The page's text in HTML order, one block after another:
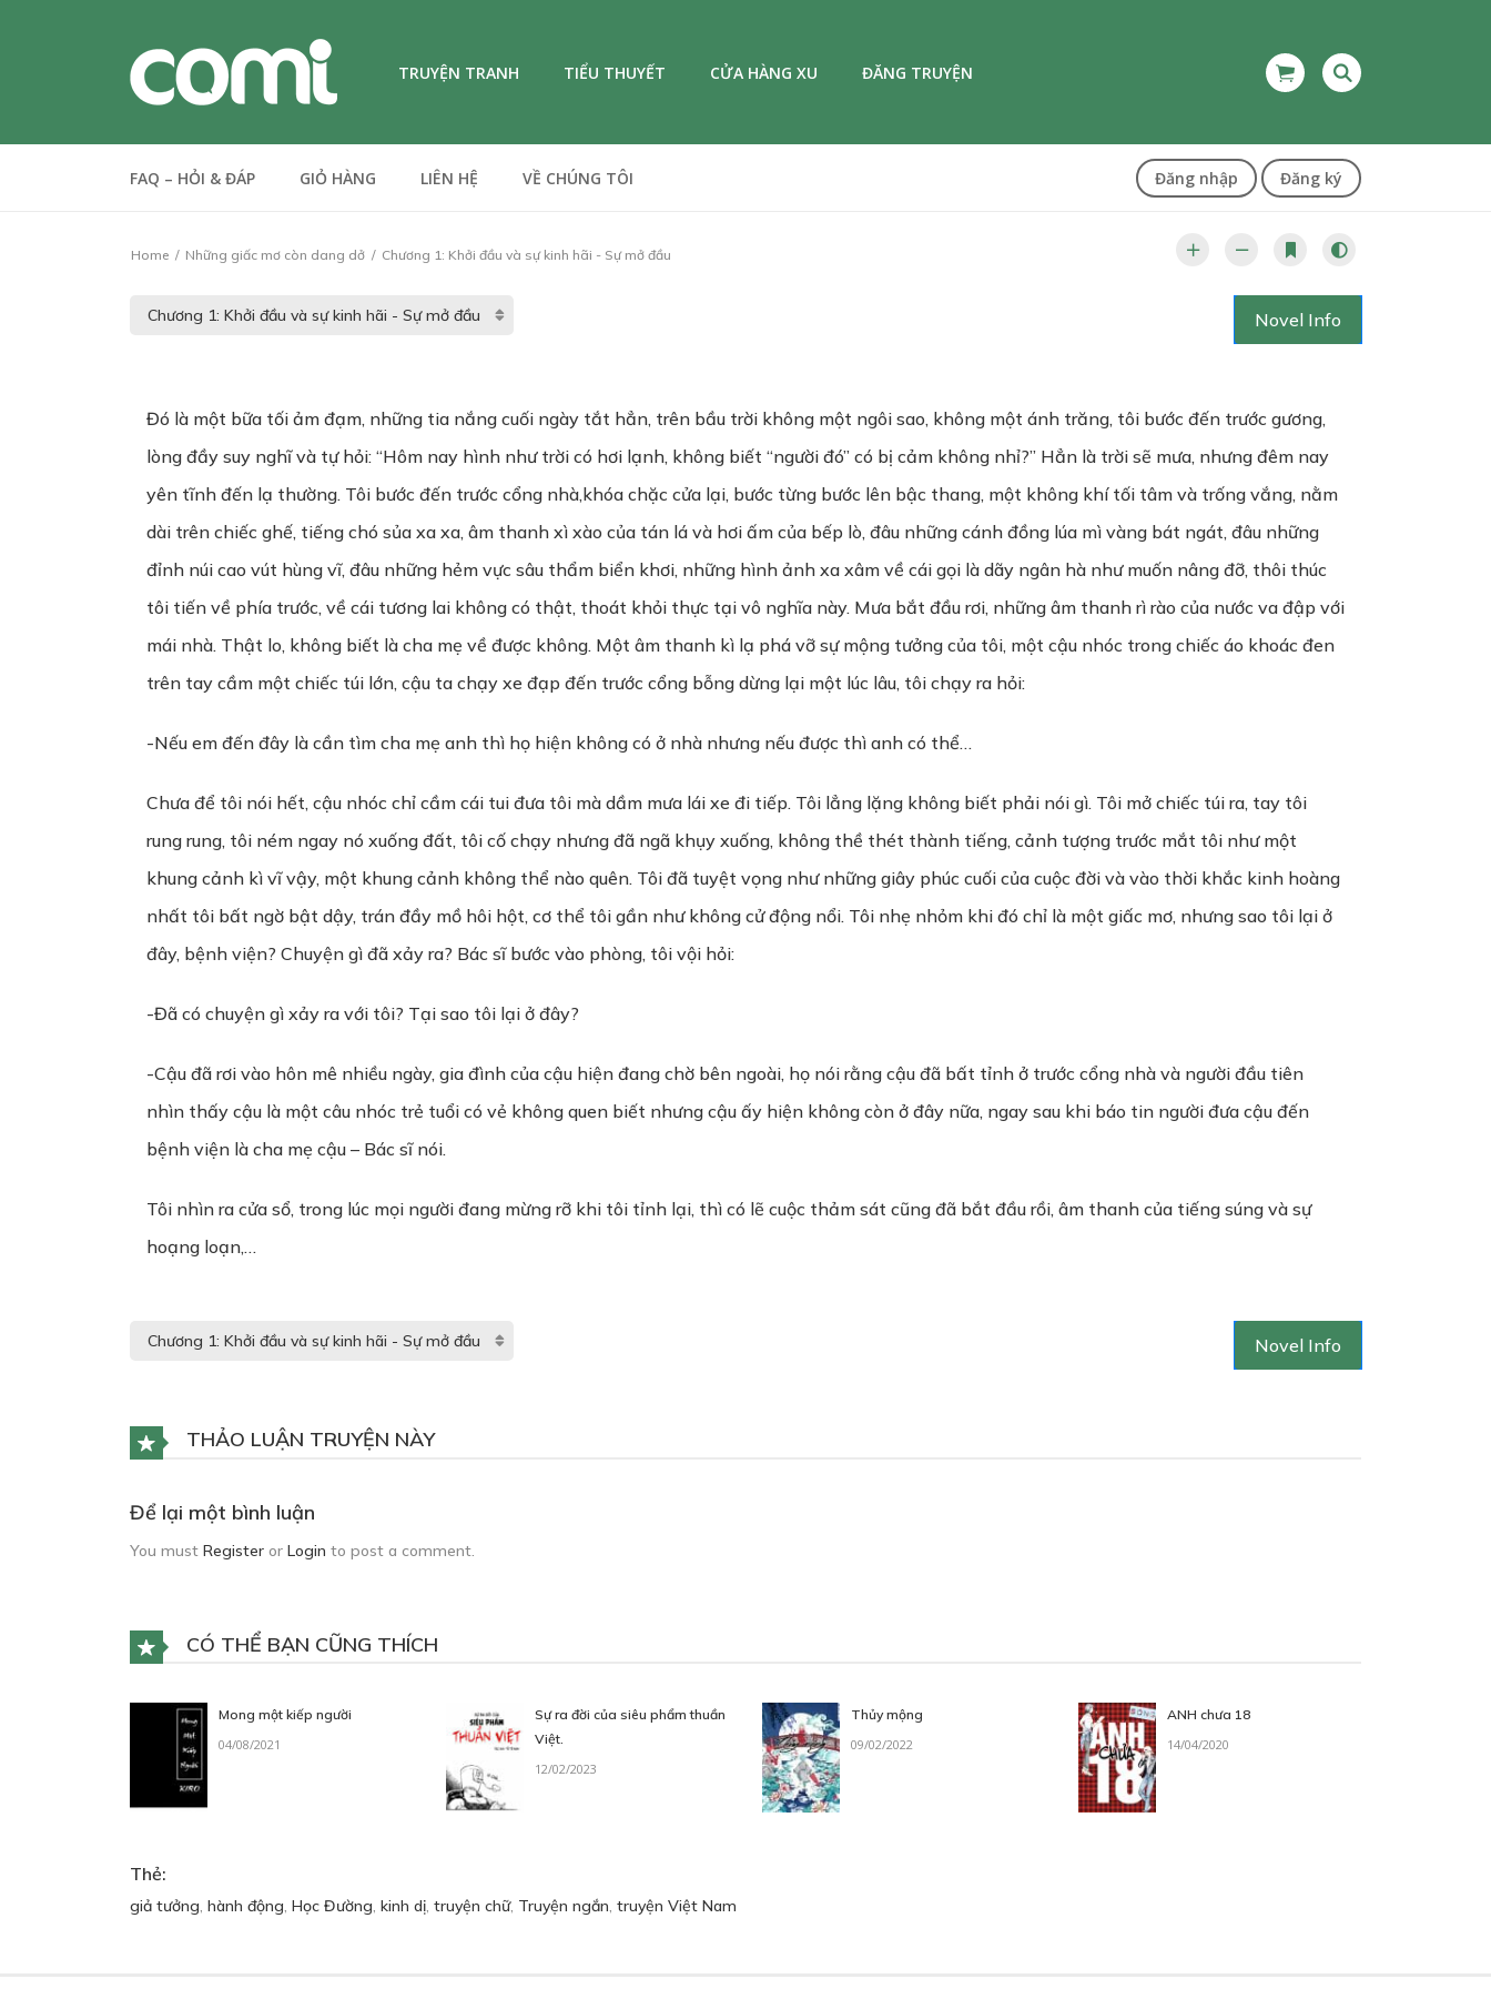
TRUYỆN TRANH TIỂU THUYẾT CỬA HÀNG XU ĐĂNG TRUYỆN
FAQ – HỎI & ĐÁP GIỎ HÀNG LIÊN HỆ VỀ CHÚNG TÔI Đăng nhập Đăng ký
Home Những giấc mơ còn dang dở Chương 1: Khởi đầu và sự kinh hãi - Sự mở đầu
Novel Info
Đó là một bữa tối ảm đạm, những tia nắng cuối ngày tắt hẳn, trên bầu trời không một ngôi sao, không một ánh trăng, tôi bước đến trước gương,
lòng đầy suy nghĩ và tự hỏi: “Hôm nay hình như trời có hơi lạnh, không biết “người đó” có bị cảm không nhỉ?” Hẳn là trời sẽ mưa, nhưng đêm nay
yên tĩnh đến lạ thường. Tôi bước đến trước cổng nhà,khóa chặc cửa lại, bước từng bước lên bậc thang, một không khí tối tâm và trống vắng, nằm
dài trên chiếc ghế, tiếng chó sủa xa xa, âm thanh xì xào của tán lá và hơi ấm của bếp lò, đâu những cánh đồng lúa mì vàng bát ngát, đâu những
đỉnh núi cao vút hùng vĩ, đâu những hẻm vực sâu thẩm biển khơi, những hình ảnh xa xâm về cái gọi là dãy ngân hà như muốn nâng đỡ, thôi thúc
tôi tiến về phía trước, về cái tương lai không có thật, thoát khỏi thực tại vô nghĩa này. Mưa bắt đầu rơi, những âm thanh rì rào của nước va đập với
mái nhà. Thật lo, không biết là cha mẹ về được không. Một âm thanh kì lạ phá vỡ sự mộng tưởng của tôi, một cậu nhóc trong chiếc áo khoác đen
trên tay cầm một chiếc túi lớn, cậu ta chạy xe đạp đến trước cổng bỗng dừng lại một lúc lâu, tôi chạy ra hỏi:
-Nếu em đến đây là cần tìm cha mẹ anh thì họ hiện không có ở nhà nhưng nếu được thì anh có thể…
Chưa để tôi nói hết, cậu nhóc chỉ cầm cái tui đưa tôi mà dầm mưa lái xe đi tiếp. Tôi lẳng lặng không biết phải nói gì. Tôi mở chiếc túi ra, tay tôi
rung rung, tôi ném ngay nó xuống đất, tôi cố chạy nhưng đã ngã khụy xuống, không thề thét thành tiếng, cảnh tượng trước mắt tôi như một
khung cảnh kì vĩ vậy, một khung cảnh không thể nào quên. Tôi đã tuyệt vọng như những giây phúc cuối của cuộc đời và vào thời khắc kinh hoàng
nhất tôi bất ngờ bật dậy, trán đầy mồ hôi hột, cơ thể tôi gần như không cử động nổi. Tôi nhẹ nhỏm khi đó chỉ là một giấc mơ, nhưng sao tôi lại ở
đây, bệnh viện? Chuyện gì đã xảy ra? Bác sĩ bước vào phòng, tôi vội hỏi:
-Đã có chuyện gì xảy ra với tôi? Tại sao tôi lại ở đây?
-Cậu đã rơi vào hôn mê nhiều ngày, gia đình của cậu hiện đang chờ bên ngoài, họ nói rằng cậu đã bất tỉnh ở trước cổng nhà và người đầu tiên
nhìn thấy cậu là một câu nhóc trẻ tuổi có vẻ không quen biết nhưng cậu ấy hiện không còn ở đây nữa, ngay sau khi báo tin người đưa cậu đến
bệnh viện là cha mẹ cậu – Bác sĩ nói.
Tôi nhìn ra cửa sổ, trong lúc mọi người đang mừng rỡ khi tôi tỉnh lại, thì có lẽ cuộc thảm sát cũng đã bắt đầu rồi, âm thanh của tiếng súng và sự
hoạng loạn,…
Novel Info
THẢO LUẬN TRUYỆN NÀY
Để lại một bình luận
You must Register or Login to post a comment.
CÓ THỂ BẠN CŨNG THÍCH
Mong một kiếp người
04/08/2021
Sự ra đời của siêu phẩm thuần
Việt.
12/02/2023
Thủy mộng
09/02/2022
ANH chưa 18
14/04/2020
Thẻ:
giả tưởng, hành động, Học Đường, kinh dị, truyện chữ, Truyện ngắn, truyện Việt Nam